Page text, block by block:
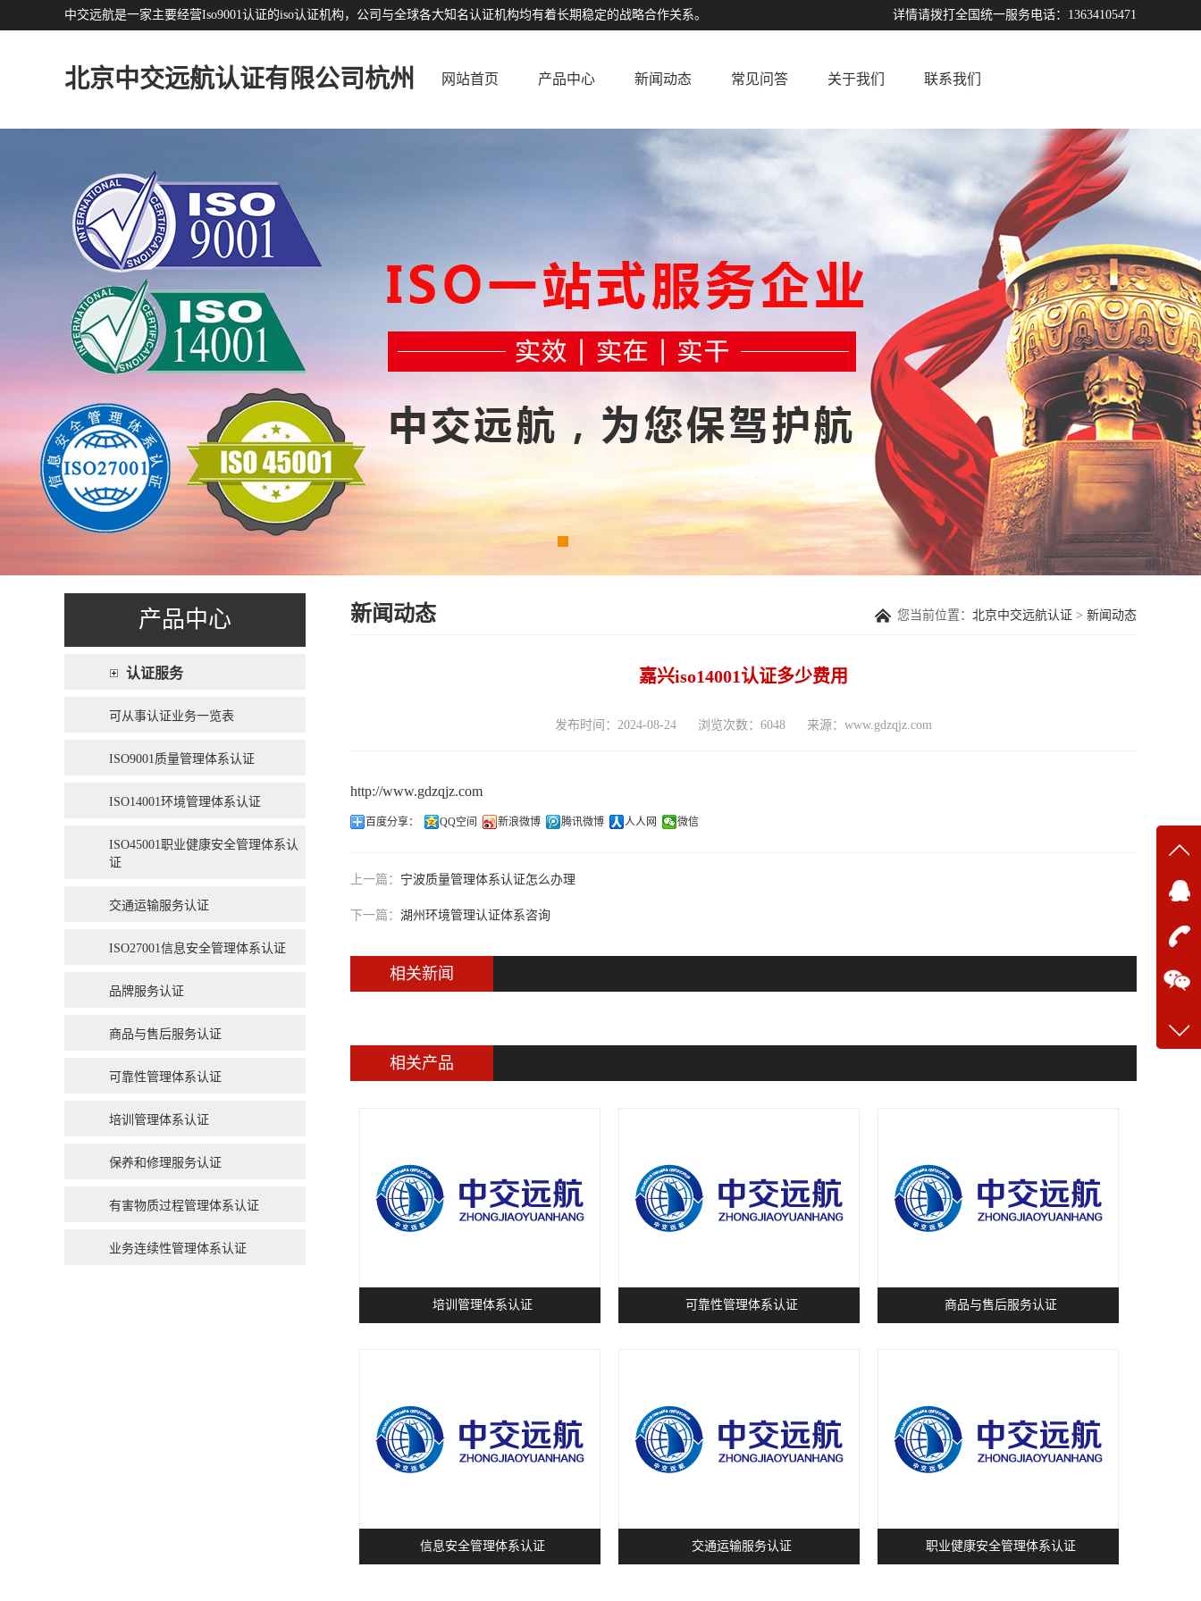
中交远航是一家主要经营Iso9001认证的iso认证机构，公司与全球各大知名认证机构均有着长期稳定的战略合作关系。 详情请拨打全国统一服务电话：13634105471
北京中交远航认证有限公司杭州
分公司
网站首页 产品中心 新闻动态 常见问答 关于我们 联系我们
产品中心
认证服务
可从事认证业务一览表
ISO9001质量管理体系认证
ISO14001环境管理体系认证
ISO45001职业健康安全管理体系认
证
交通运输服务认证
ISO27001信息安全管理体系认证
品牌服务认证
商品与售后服务认证
可靠性管理体系认证
培训管理体系认证
保养和修理服务认证
有害物质过程管理体系认证
业务连续性管理体系认证
新闻动态 您当前位置： 北京中交远航认证 > 新闻动态
嘉兴iso14001认证多少费用
发布时间：2024-08-24 浏览次数：6048 来源：www.gdzqjz.com
http://www.gdzqjz.com
百度分享： QQ空间 新浪微博 腾讯微博 人人网 微信
上一篇： 宁波质量管理体系认证怎么办理
下一篇： 湖州环境管理认证体系咨询
相关新闻
相关产品
培训管理体系认证 可靠性管理体系认证 商品与售后服务认证
信息安全管理体系认证 交通运输服务认证 职业健康安全管理体系认证
在线
在
咨询
客服